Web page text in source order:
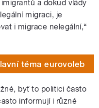
a dokud vlády
migraci, je
i migrace nelegální,“
téma eurovoleb
byť to politici často
informují i různé